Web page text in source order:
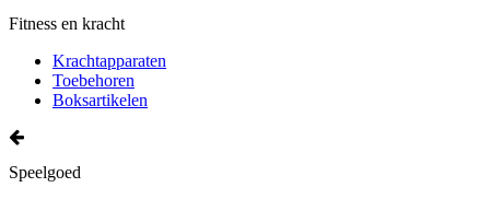
Fitness en kracht
Krachtapparaten
Toebehoren
Boksartikelen
Speelgoed